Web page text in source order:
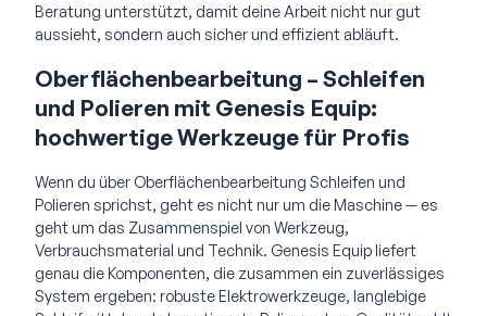
Beratung unterstützt, damit deine Arbeit nicht nur gut
aussieht, sondern auch sicher und effizient abläuft.
Oberflächenbearbeitung – Schleifen
und Polieren mit Genesis Equip:
hochwertige Werkzeuge für Profis
Wenn du über Oberflächenbearbeitung Schleifen und
Polieren sprichst, geht es nicht nur um die Maschine — es
geht um das Zusammenspiel von Werkzeug,
Verbrauchsmaterial und Technik. Genesis Equip liefert
genau die Komponenten, die zusammen ein zuverlässiges
System ergeben: robuste Elektrowerkzeuge, langlebige